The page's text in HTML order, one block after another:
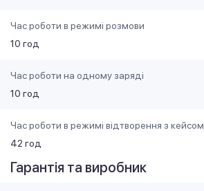
Час роботи в режимі розмови
10 год
Час роботи на одному заряді
10 год
Час роботи в режимі відтворення з кейсом
42 год
Гарантія та виробник